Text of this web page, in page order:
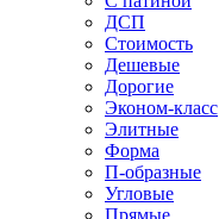
ДСП
Стоимость
Дешевые
Дорогие
Эконом-класс
Элитные
Форма
П-образные
Угловые
Прямые